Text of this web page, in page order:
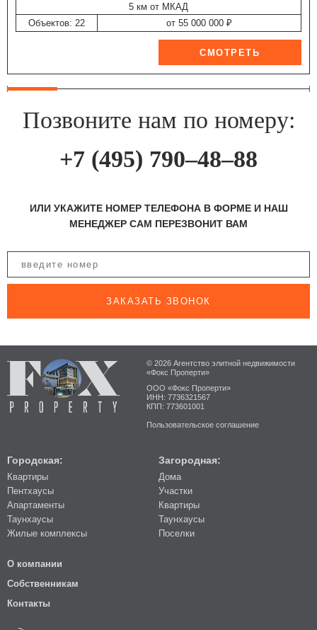
5 км от МКАД
Объектов: 22
от 55 000 000 ₽
Позвоните нам по номеру:
+7 (495) 790–48–88
ИЛИ УКАЖИТЕ НОМЕР ТЕЛЕФОНА В ФОРМЕ И НАШ
МЕНЕДЖЕР САМ ПЕРЕЗВОНИТ ВАМ
ЗАКАЗАТЬ ЗВОНОК
© 2026 Агентство элитной недвижимости
«Фокс Проперти»
ООО «Фокс Проперти»
ИНН: 7736321567
КПП: 773601001
Пользовательское соглашение
Городская:
Квартиры
Пентхаусы
Апартаменты
Таунхаусы
Жилые комплексы
Загородная:
Дома
Участки
Квартиры
Таунхаусы
Поселки
О компании
Собственникам
Контакты